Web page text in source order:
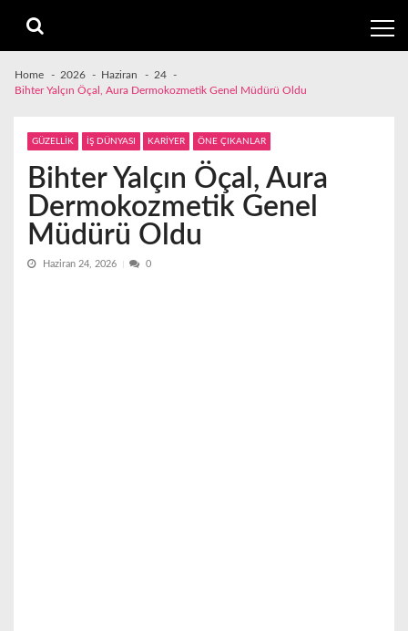
navigation
content
Home 2026 Haziran
24
Bihter Yalçın Öçal, Aura Dermokozmetik Genel Müdürü Oldu
GÜZELLİK İŞ DÜNYASI KARİYER ÖNE ÇIKANLAR
Bihter Yalçın Öçal, Aura
Dermokozmetik Genel
Müdürü Oldu
Haziran 24, 2026 0